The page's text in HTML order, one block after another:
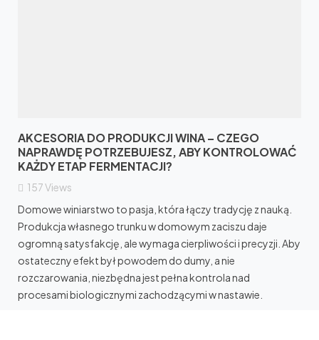
AKCESORIA DO PRODUKCJI WINA – CZEGO
NAPRAWDĘ POTRZEBUJESZ, ABY KONTROLOWAĆ
KAŻDY ETAP FERMENTACJI?
157Views
Domowe winiarstwo to pasja, która łączy tradycję z nauką.
Produkcja własnego trunku w domowym zaciszu daje
ogromną satysfakcję, ale wymaga cierpliwości i precyzji. Aby
ostateczny efekt był powodem do dumy, a nie
rozczarowania, niezbędna jest pełna kontrola nad
procesami biologicznymi zachodzącymi w nastawie.